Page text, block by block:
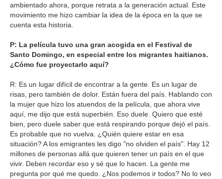
ambientado ahora, porque retrata a la generación actual. Este
movimiento me hizo cambiar la idea de la época en la que se
cuenta esta historia.
P: La película tuvo una gran acogida en el Festival de
Santo Domingo, en especial entre los migrantes haitianos.
¿Cómo fue proyectarlo aquí?
R: Es un lugar difícil de encontrar a la gente. Es un lugar de
risas, pero también de dolor. Están fuera del país. Hablando con
la mujer que hizo los atuendos de la película, que ahora vive
aquí, me dijo que está superbién. Eso duele. Quiero que esté
bien, pero duele saber que está respirando porque dejó el país.
Es probable que no vuelva. ¿Quién quiere estar en esa
situación? A los emigrantes les digo "no olviden el país". Hay 12
millones de personas allá que quieren tener un país en el que
vivir. Deben recordar eso y sé que lo hacen. La gente me
pregunta por qué me quedo. ¿Nos podemos ir todos? No lo veo